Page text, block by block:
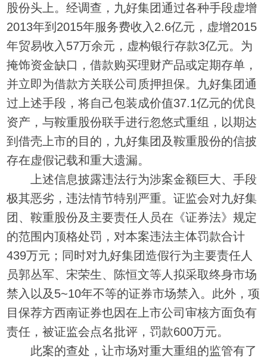
股份头上。经调查，九好集团通过各种手段虚增
2013年到2015年服务费收入2.6亿元，虚增2015
年贸易收入57万余元，虚构银行存款3亿元。为
掩饰资金缺口，借款购买理财产品或定期存单，
并立即为借款方关联公司质押担保。九好集团通
过上述手段，将自己包装成价值37.1亿元的优良
资产，与鞍重股份联手进行忽悠式重组，以期达
到借壳上市的目的，九好集团及鞍重股份的信披
存在虚假记载和重大遗漏。
上述信息披露违法行为涉案金额巨大、手段
极其恶劣，违法情节特别严重。证监会对九好集
团、鞍重股份及主要责任人员在《证券法》规定
的范围内顶格处罚，对本案违法主体罚款合计
439万元；同时对九好集团造假行为主要责任人
员郭丛军、宋荣生、陈恒文等人拟采取终身市场
禁入以及5~10年不等的证券市场禁入。此外，项
目保荐方西南证券也因在上市公司审核方面负有
责任，被证监会点名批评，罚款600万元。
此案的查处，让市场对重大重组的监管有了